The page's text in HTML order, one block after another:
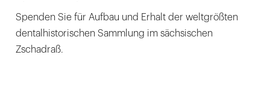
Spenden Sie für Aufbau und Erhalt der weltgrößten
dentalhistorischen Sammlung im sächsischen
Zschadraß.